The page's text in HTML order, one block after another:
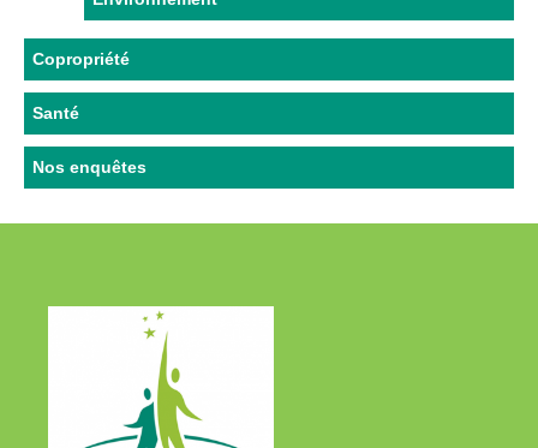
Copropriété
Santé
Nos enquêtes